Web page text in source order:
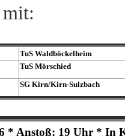
mit:
TuS Waldböckelheim
TuS Mörschied
SG Kirn/​Kirn-Sulzbach
* Anstoß: 19 Uhr * In